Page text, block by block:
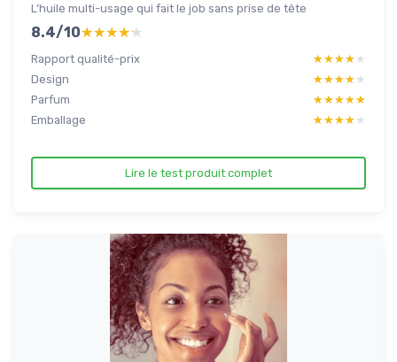
L’huile multi-usage qui fait le job sans prise de tête
8.4/10★★★★★
★★★★★
Rapport qualité-prix ★★★★★
★★★★★
Design
★★★★★
★★★★★
Parfum
★★★★★
★★★★★
Emballage
★★★★★
★★★★★
Lire le test produit complet